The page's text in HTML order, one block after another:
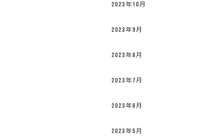
2023年10月
2023年9月
2023年8月
2023年7月
2023年6月
2023年5月